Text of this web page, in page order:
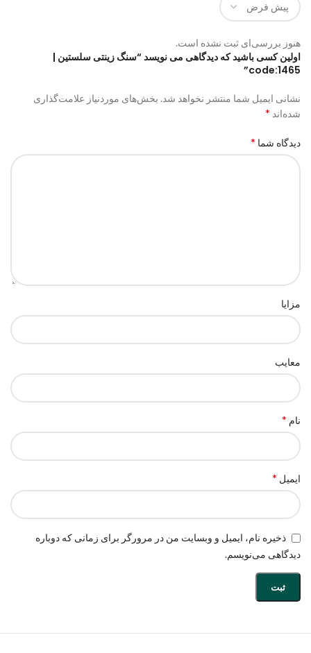
هنوز بررسی‌ای ثبت نشده است.
اولین کسی باشید که دیدگاهی می نویسد “سنگ زینتی سلستین |
code:1465”
نشانی ایمیل شما منتشر نخواهد شد. بخش‌های موردنیاز علامت‌گذاری
شده‌اند *
دیدگاه شما *
مزایا
معایب
نام *
ایمیل *
ذخیره نام، ایمیل و وبسایت من در مرورگر برای زمانی که دوباره
دیدگاهی می‌نویسم.